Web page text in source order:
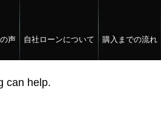
声 自社ローンについて 購入までの流れ
can help.